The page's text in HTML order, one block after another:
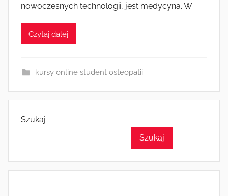
k
nowoczesnych technologii, jest medycyna. W
Czytaj dalej
kursy online student osteopatii
Szukaj
Szukaj